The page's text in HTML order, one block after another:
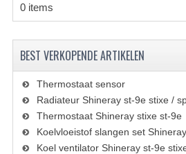
SHINERAY SPYDER/
ACCESSOIRES
BRANDSTOF
ELEKTRONICA
0 items
BEST VERKOPENDE ARTIKELEN
Thermostaat sensor
Radiateur Shineray st-9e stixe /
Thermostaat Shineray stixe st-9e
Koelvloeistof slangen set
Koel ventilator Shineray st-9e